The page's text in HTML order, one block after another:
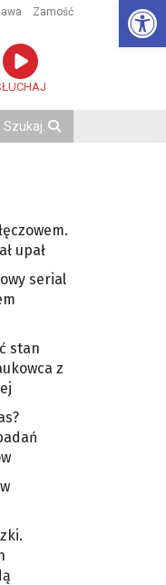
Zamość
upał
serial
stan
z